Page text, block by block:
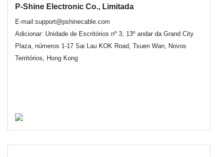
P-Shine Electronic Co., Limitada
E-mail:support@pshinecable.com
Adicionar: Unidade de Escritórios nº 3, 13º andar da Grand City
Plaza, números 1-17 Sai Lau KOK Road, Tsuen Wan, Novos
Territórios, Hong Kong